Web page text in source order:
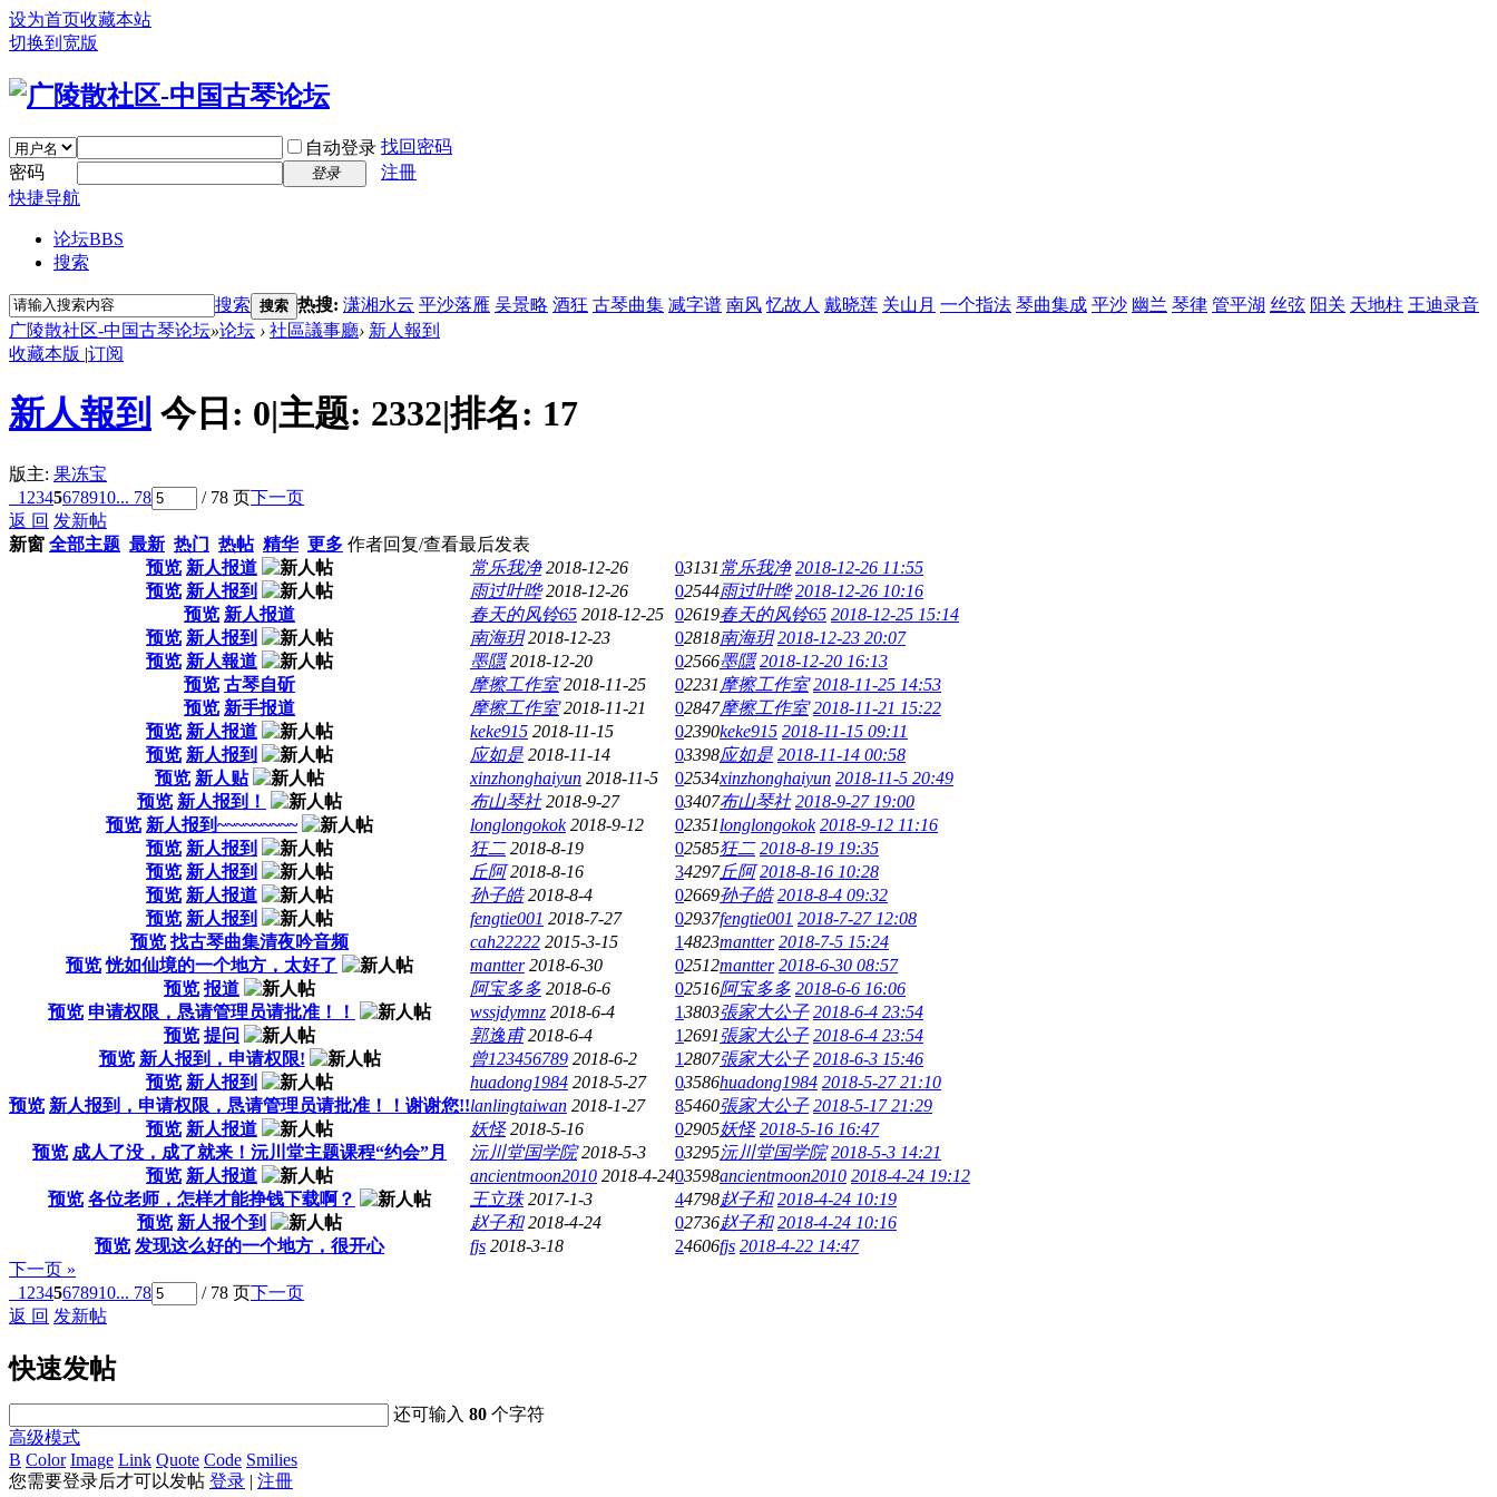
设为首页收藏本站
切换到宽版
自动登录 找回密码
密码
登录
注冊
快捷导航
论坛BBS
搜索
搜索 搜索 热搜: 潇湘水云 平沙落雁 吴景略 酒狂 古琴曲集 减字谱 南风 忆故人 戴晓莲 关山月 一个指法 琴曲集成 平沙 幽兰 琴律 管平湖 丝弦 阳关 天地柱 王迪录音
广陵散社区-中国古琴论坛»论坛 › 社區議事廳› 新人報到
收藏本版 |订阅
新人報到 今日: 0|主题: 2332|排名: 17
版主: 果冻宝
1 2345678910... 78 / 78 页下一页
返 回 发新帖
新窗 全部主题 最新 热门 热帖 精华 更多 作者回复/查看最后发表
预览 新人报道 常乐我净 2018-12-26 03131 常乐我净 2018-12-26 11:55
预览 新人报到 雨过叶哗 2018-12-26 02544雨过叶哗 2018-12-26 10:16
预览 新人报道 春天的风铃65 2018-12-25 02619春天的风铃65 2018-12-25 15:14
预览 新人报到 南海玥 2018-12-23 02818南海玥 2018-12-23 20:07
预览 新人報道 墨隱 2018-12-20 02566墨隱 2018-12-20 16:13
预览 古琴自斫 摩擦工作室 2018-11-25 02231 摩擦工作室 2018-11-25 14:53
预览 新手报道 摩擦工作室 2018-11-21 02847摩擦工作室 2018-11-21 15:22
预览 新人报道 keke915 2018-11-15 02390keke915 2018-11-15 09:11
预览 新人报到 应如是 2018-11-14 03398应如是 2018-11-14 00:58
预览 新人贴 xinzhonghaiyun 2018-11-5 02534xinzhonghaiyun 2018-11-5 20:49
预览 新人报到！ 布山琴社 2018-9-27 03407布山琴社 2018-9-27 19:00
预览 新人报到~~~~~~~~~ longlongokok 2018-9-12 02351longlongokok 2018-9-12 11:16
预览 新人报到 狂二 2018-8-19 02585狂二 2018-8-19 19:35
预览 新人报到 丘阿 2018-8-16 34297丘阿 2018-8-16 10:28
预览 新人报道 孙子皓 2018-8-4 02669孙子皓 2018-8-4 09:32
预览 新人报到 fengtie001 2018-7-27 02937fengtie001 2018-7-27 12:08
预览 找古琴曲集清夜吟音频 cah22222 2015-3-15 14823mantter 2018-7-5 15:24
预览 恍如仙境的一个地方，太好了 mantter 2018-6-30 02512mantter 2018-6-30 08:57
预览 报道 阿宝多多 2018-6-6 02516阿宝多多 2018-6-6 16:06
预览 申请权限，恳请管理员请批准！！ wssjdymnz 2018-6-4 13803張家大公子 2018-6-4 23:54
预览 提问 郭逸甫 2018-6-4 12691張家大公子 2018-6-4 23:54
预览 新人报到，申请权限! 曾123456789 2018-6-2 12807張家大公子 2018-6-3 15:46
预览 新人报到 huadong1984 2018-5-27 03586huadong1984 2018-5-27 21:10
预览 新人报到，申请权限，恳请管理员请批准！！谢谢您!!lanlingtaiwan 2018-1-27 85460張家大公子 2018-5-17 21:29
预览 新人报道 妖怪 2018-5-16 02905妖怪 2018-5-16 16:47
预览 成人了没，成了就来！沅川堂主题课程“约会”月 沅川堂国学院 2018-5-3 03295沅川堂国学院 2018-5-3 14:21
预览 新人报道 ancientmoon2010 2018-4-2403598ancientmoon2010 2018-4-24 19:12
预览 各位老师，怎样才能挣钱下载啊？ 王立珠 2017-1-3 44798赵子和 2018-4-24 10:19
预览 新人报个到 赵子和 2018-4-24 02736赵子和 2018-4-24 10:16
预览 发现这么好的一个地方，很开心 fjs 2018-3-18 24606fjs 2018-4-22 14:47
下一页 »
1 2345678910... 78 / 78 页下一页
返 回 发新帖
快速发帖
还可输入80 个字符
高级模式
B Color Image Link Quote Code Smilies
您需要登录后才可以发帖 登录 | 注冊